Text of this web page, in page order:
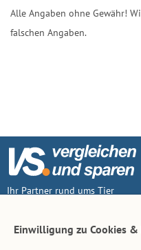
Alle Angaben ohne Gewähr!
falschen Angaben.
Ihr Partner rund ums Tier
Einwilligung zu Cookies &